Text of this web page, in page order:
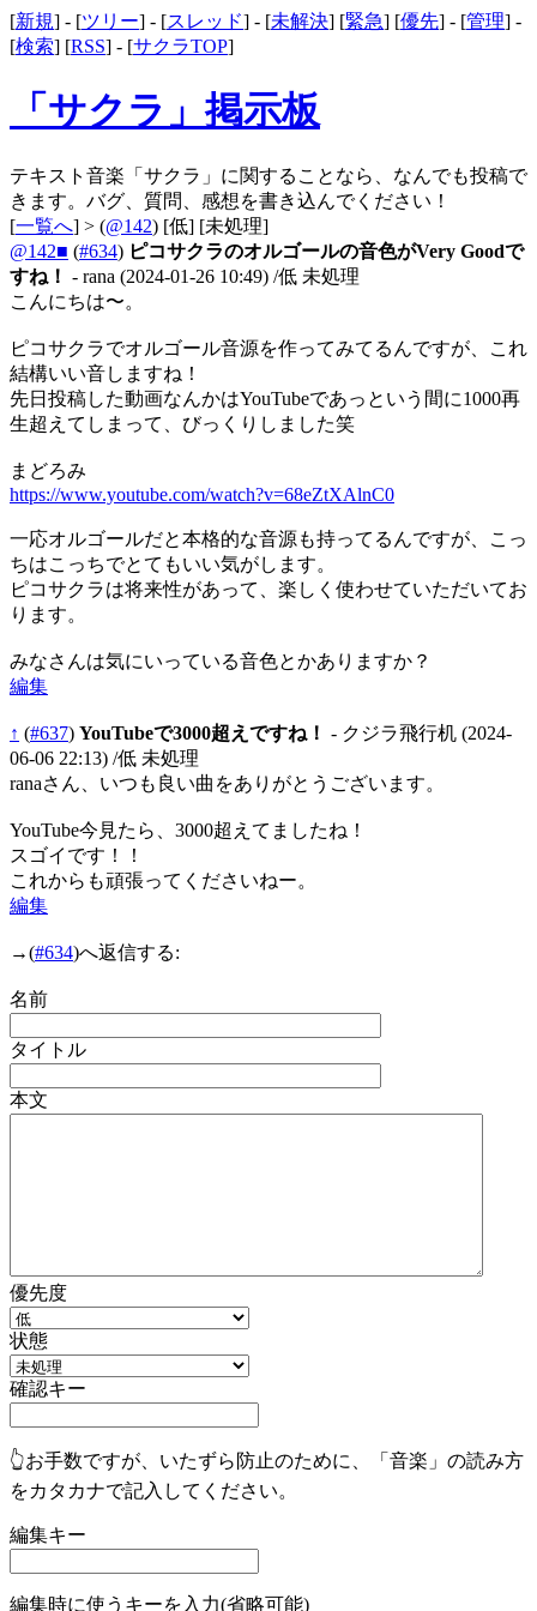
[新規] - [ツリー] - [スレッド] - [未解決] [緊急] [優先] - [管理] -
[検索] [RSS] - [サクラTOP]
「サクラ」掲示板
テキスト音楽「サクラ」に関することなら、なんでも投稿で
きます。バグ、質問、感想を書き込んでください！
[一覧へ] > (@142) [低] [未処理]
@142■ (#634) ピコサクラのオルゴールの音色がVery Goodで
すね！ - rana (2024-01-26 10:49) /低 未処理
こんにちは〜。
ピコサクラでオルゴール音源を作ってみてるんですが、これ
結構いい音しますね！
先日投稿した動画なんかはYouTubeであっという間に1000再
生超えてしまって、びっくりしました笑
まどろみ
https://www.youtube.com/watch?v=68eZtXAlnC0
一応オルゴールだと本格的な音源も持ってるんですが、こっ
ちはこっちでとてもいい気がします。
ピコサクラは将来性があって、楽しく使わせていただいてお
ります。
みなさんは気にいっている音色とかありますか？
編集
↑ (#637) YouTubeで3000超えですね！ - クジラ飛行机 (2024-
06-06 22:13) /低 未処理
ranaさん、いつも良い曲をありがとうございます。
YouTube今見たら、3000超えてましたね！
スゴイです！！
これからも頑張ってくださいねー。
編集
→(#634)へ返信する:
名前
タイトル
本文
優先度
状態
確認キー
👆お手数ですが、いたずら防止のために、「音楽」の読み方
をカタカナで記入してください。
編集キー
編集時に使うキーを入力(省略可能)